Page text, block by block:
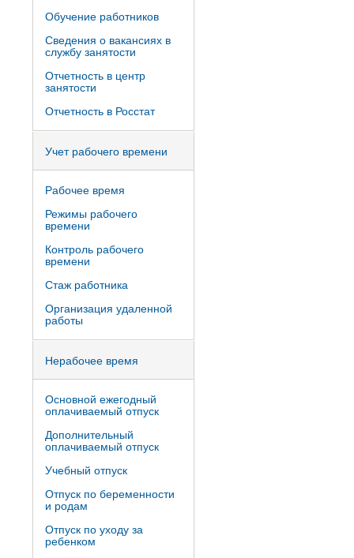
Обучение работников
Сведения о вакансиях в
службу занятости
Отчетность в центр
занятости
Отчетность в Росстат
Учет рабочего времени
Рабочее время
Режимы рабочего
времени
Контроль рабочего
времени
Стаж работника
Организация удаленной
работы
Нерабочее время
Основной ежегодный
оплачиваемый отпуск
Дополнительный
оплачиваемый отпуск
Учебный отпуск
Отпуск по беременности
и родам
Отпуск по уходу за
ребенком